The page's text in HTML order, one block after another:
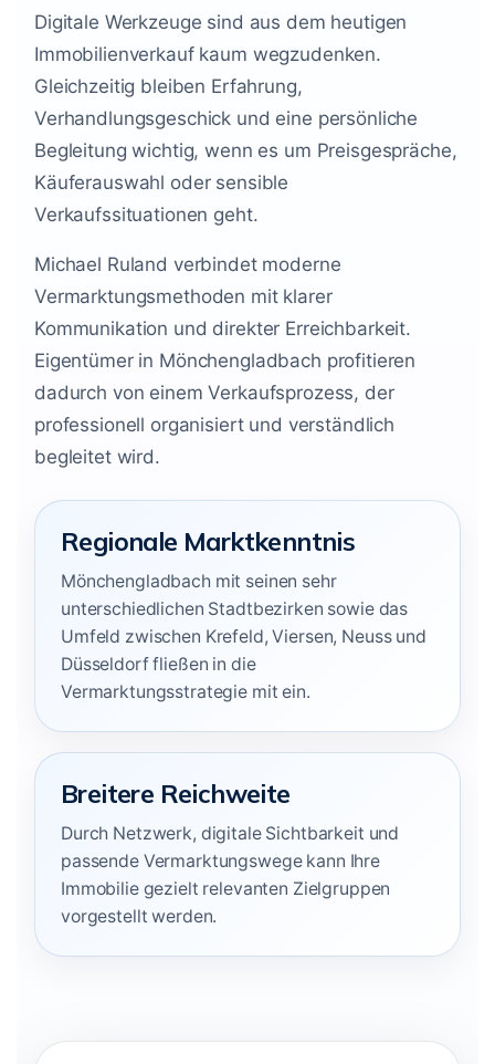
Digitale Werkzeuge sind aus dem heutigen
Immobilienverkauf kaum wegzudenken.
Gleichzeitig bleiben Erfahrung,
Verhandlungsgeschick und eine persönliche
Begleitung wichtig, wenn es um Preisgespräche,
Käuferauswahl oder sensible
Verkaufssituationen geht.
Michael Ruland verbindet moderne
Vermarktungsmethoden mit klarer
Kommunikation und direkter Erreichbarkeit.
Eigentümer in Mönchengladbach profitieren
dadurch von einem Verkaufsprozess, der
professionell organisiert und verständlich
begleitet wird.
Regionale Marktkenntnis
Mönchengladbach mit seinen sehr
unterschiedlichen Stadtbezirken sowie das
Umfeld zwischen Krefeld, Viersen, Neuss und
Düsseldorf fließen in die
Vermarktungsstrategie mit ein.
Breitere Reichweite
Durch Netzwerk, digitale Sichtbarkeit und
passende Vermarktungswege kann Ihre
Immobilie gezielt relevanten Zielgruppen
vorgestellt werden.